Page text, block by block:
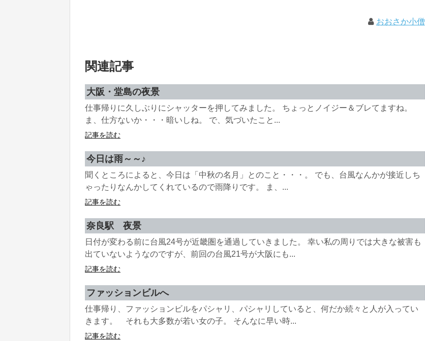
おおさか小僧
関連記事
大阪・堂島の夜景
仕事帰りに久しぶりにシャッターを押してみました。 ちょっとノイジー＆ブレてますね。
ま、仕方ないか・・・暗いしね。 で、気づいたこと...
記事を読む
今日は雨～～♪
聞くところによると、今日は「中秋の名月」とのこと・・・。 でも、台風なんかが接近しち
ゃったりなんかしてくれているので雨降りです。 ま、...
記事を読む
奈良駅 夜景
日付が変わる前に台風24号が近畿圏を通過していきました。 幸い私の周りでは大きな被害も
出ていないようなのですが、前回の台風21号が大阪にも...
記事を読む
ファッションビルへ
仕事帰り、ファッションビルをパシャリ、パシャリしていると、何だか続々と人が入ってい
きます。 それも大多数が若い女の子。 そんなに早い時...
記事を読む